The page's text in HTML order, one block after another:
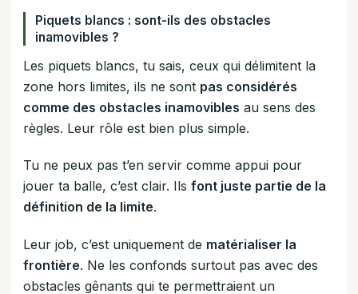
Piquets blancs : sont-ils des obstacles
inamovibles ?
Les piquets blancs, tu sais, ceux qui délimitent la
zone hors limites, ils ne sont pas considérés
comme des obstacles inamovibles au sens des
règles. Leur rôle est bien plus simple.
Tu ne peux pas t’en servir comme appui pour
jouer ta balle, c’est clair. Ils font juste partie de la
définition de la limite.
Leur job, c’est uniquement de matérialiser la
frontière. Ne les confonds surtout pas avec des
obstacles gênants qui te permettraient un